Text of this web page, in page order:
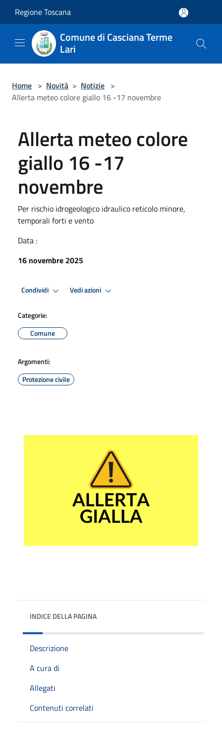
Regione Toscana
Comune di Casciana Terme
Lari
Home > Novità > Notizie >
Allerta meteo colore giallo 16 -17 novembre
Allerta meteo colore
giallo 16 -17
novembre
Per rischio idrogeologico idraulico reticolo minore,
temporali forti e vento
Data :
16 novembre 2025
Condividi Vedi azioni
Categorie:
Comune
Argomenti:
Protezione civile
INDICE DELLA PAGINA
Descrizione
A cura di
Allegati
Contenuti correlati